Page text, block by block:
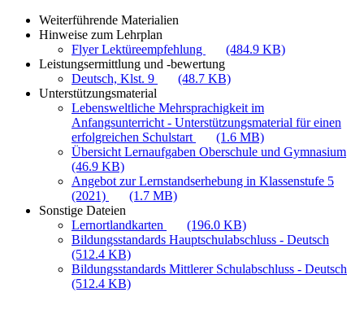
Weiterführende Materialien
Hinweise zum Lehrplan
Flyer Lektüreempfehlung
(484.9 KB)
Leistungsermittlung und -bewertung
Deutsch, Klst. 9
(48.7 KB)
Unterstützungsmaterial
Lebensweltliche Mehrsprachigkeit im
Anfangsunterricht - Unterstützungsmaterial für einen
erfolgreichen Schulstart
(1.6 MB)
Übersicht Lernaufgaben Oberschule und Gymnasium
(46.9 KB)
Angebot zur Lernstandserhebung in Klassenstufe 5
(2021)
(1.7 MB)
Sonstige Dateien
Lernortlandkarten
(196.0 KB)
Bildungsstandards Hauptschulabschluss - Deutsch
(512.4 KB)
Bildungsstandards Mittlerer Schulabschluss - Deutsch
(512.4 KB)